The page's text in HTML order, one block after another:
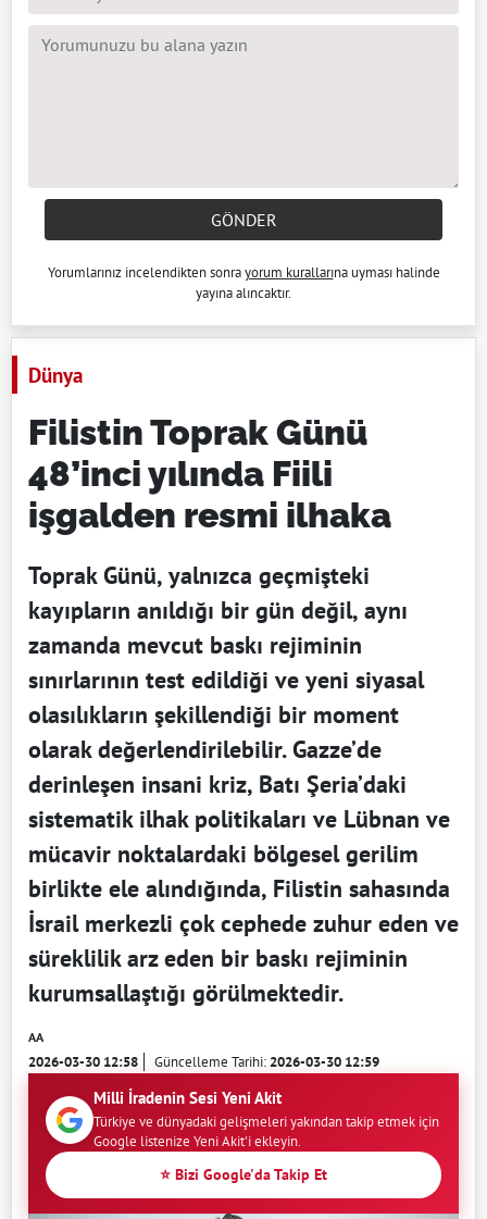
GÖNDER
Yorumlarınız incelendikten sonrayorum kurallarına uyması halinde
yayına alıncaktır.
Dünya
Filistin Toprak Günü
48’inci yılında Fiili
işgalden resmi ilhaka
Toprak Günü, yalnızca geçmişteki
kayıpların anıldığı bir gün değil, aynı
zamanda mevcut baskı rejiminin
sınırlarının test edildiği ve yeni siyasal
olasılıkların şekillendiği bir moment
olarak değerlendirilebilir. Gazze’de
derinleşen insani kriz, Batı Şeria’daki
sistematik ilhak politikaları ve Lübnan ve
mücavir noktalardaki bölgesel gerilim
birlikte ele alındığında, Filistin sahasında
İsrail merkezli çok cephede zuhur eden ve
süreklilik arz eden bir baskı rejiminin
kurumsallaştığı görülmektedir.
AA
2026-03-30 12:58 Güncelleme Tarihi:2026-03-30 12:59
Milli İradenin Sesi Yeni Akit
Türkiye ve dünyadaki gelişmeleri yakından takip etmek için
Google listenize Yeni Akit'i ekleyin.
⭐ Bizi Google'da Takip Et